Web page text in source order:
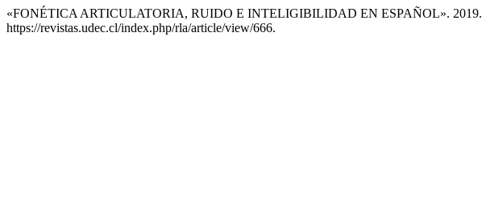
«FONÉTICA ARTICULATORIA, RUIDO E INTELIGIBILIDAD EN ESPAÑOL». 2019.
https://revistas.udec.cl/index.php/rla/article/view/666.